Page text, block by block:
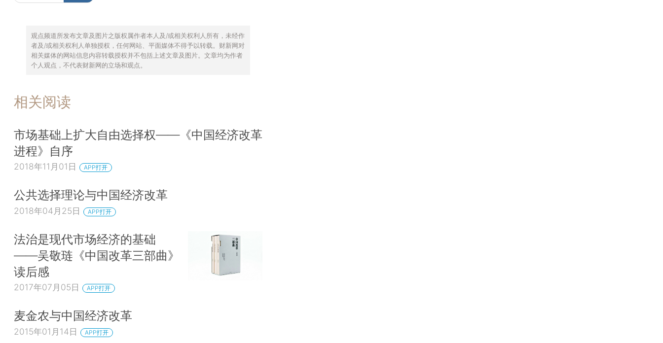
观点频道所发布文章及图片之版权属作者本人及/或相关权利人所有，未经作
者及/或相关权利人单独授权，任何网站、平面媒体不得予以转载。财新网对
相关媒体的网站信息内容转载授权并不包括上述文章及图片。文章均为作者
个人观点，不代表财新网的立场和观点。
相关阅读
市场基础上扩大自由选择权——《中国经济改革
进程》自序
2018年11月01日 APP打开
公共选择理论与中国经济改革
2018年04月25日 APP打开
法治是现代市场经济的基础
——吴敬琏《中国改革三部曲》
读后感
2017年07月05日 APP打开
麦金农与中国经济改革
2015年01月14日 APP打开